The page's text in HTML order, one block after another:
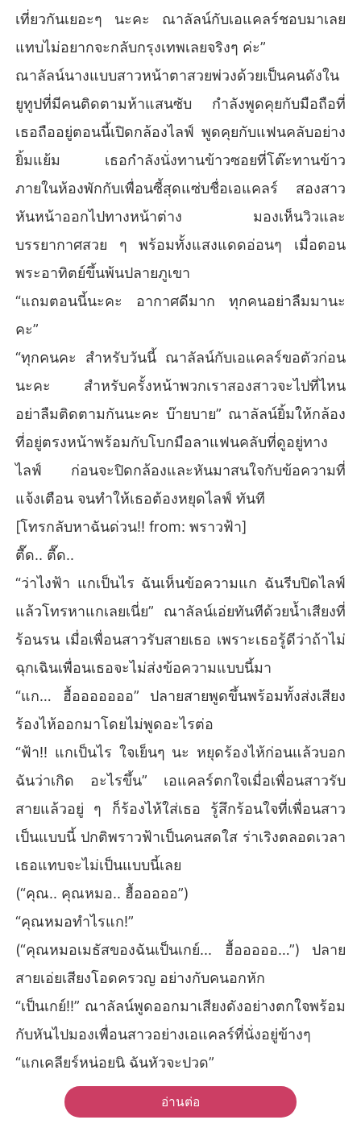
เที่ยวกันเยอะๆ นะคะ ณาลัลน์กับเอแคลร์ชอบมาเลย
แทบไม่อยากจะกลับกรุงเทพเลยจริงๆ ค่ะ”
ณาลัลน์นางแบบสาวหน้าตาสวยพ่วงด้วยเป็นคนดังใน
ยูทูปที่มีคนติดตามห้าแสนซับ กำลังพูดคุยกับมือถือที่
เธอถืออยู่ตอนนี้เปิดกล้องไลฟ์ พูดคุยกับแฟนคลับอย่าง
ยิ้มแย้ม เธอกำลังนั่งทานข้าวซอยที่โต๊ะทานข้าว
ภายในห้องพักกับเพื่อนซี้สุดแซ่บชื่อเอแคลร์ สองสาว
หันหน้าออกไปทางหน้าต่าง มองเห็นวิวและ
บรรยากาศสวย ๆ พร้อมทั้งแสงแดดอ่อนๆ เมื่อตอน
พระอาทิตย์ขึ้นพ้นปลายภูเขา
“แถมตอนนี้นะคะ อากาศดีมาก ทุกคนอย่าลืมมานะ
คะ”
“ทุกคนคะ สำหรับวันนี้ ณาลัลน์กับเอแคลร์ขอตัวก่อน
นะคะ สำหรับครั้งหน้าพวกเราสองสาวจะไปที่ไหน
อย่าลืมติดตามกันนะคะ บ๊ายบาย” ณาลัลน์ยิ้มให้กล้อง
ที่อยู่ตรงหน้าพร้อมกับโบกมือลาแฟนคลับที่ดูอยู่ทาง
ไลฟ์ ก่อนจะปิดกล้องและหันมาสนใจกับข้อความที่
แจ้งเตือน จนทำให้เธอต้องหยุดไลฟ์ ทันที
[โทรกลับหาฉันด่วน!! from: พราวฟ้า]
ตื๊ด.. ตื๊ด..
“ว่าไงฟ้า แกเป็นไร ฉันเห็นข้อความแก ฉันรีบปิดไลฟ์
แล้วโทรหาแกเลยเนี่ย” ณาลัลน์เอ่ยทันทีด้วยน้ำเสียงที่
ร้อนรน เมื่อเพื่อนสาวรับสายเธอ เพราะเธอรู้ดีว่าถ้าไม่
ฉุกเฉินเพื่อนเธอจะไม่ส่งข้อความแบบนี้มา
“แก… ฮื้อออออออ” ปลายสายพูดขึ้นพร้อมทั้งส่งเสียง
ร้องไห้ออกมาโดยไม่พูดอะไรต่อ
“ฟ้า!! แกเป็นไร ใจเย็นๆ นะ หยุดร้องไห้ก่อนแล้วบอก
ฉันว่าเกิด อะไรขึ้น” เอแคลร์ตกใจเมื่อเพื่อนสาวรับ
สายแล้วอยู่ ๆ ก็ร้องไห้ใส่เธอ รู้สึกร้อนใจที่เพื่อนสาว
เป็นแบบนี้ ปกติพราวฟ้าเป็นคนสดใส ร่าเริงตลอดเวลา
เธอแทบจะไม่เป็นแบบนี้เลย
(“คุณ.. คุณหมอ.. ฮื้อออออ”)
“คุณหมอทำไรแก!”
(“คุณหมอเมธัสของฉันเป็นเกย์... ฮื้อออออ…”) ปลาย
สายเอ่ยเสียงโอดครวญ อย่างกับคนอกหัก
“เป็นเกย์!!” ณาลัลน์พูดออกมาเสียงดังอย่างตกใจพร้อม
กับหันไปมองเพื่อนสาวอย่างเอแคลร์ที่นั่งอยู่ข้างๆ
“แกเคลียร์หน่อยนิ ฉันหัวจะปวด”
อ่านต่อ